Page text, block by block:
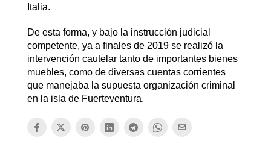
Italia.
De esta forma, y bajo la instrucción judicial
competente, ya a finales de 2019 se realizó la
intervención cautelar tanto de importantes bienes
muebles, como de diversas cuentas corrientes
que manejaba la supuesta organización criminal
en la isla de Fuerteventura.